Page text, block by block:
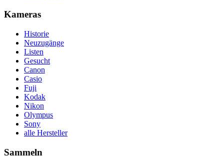
Kameras
Historie
Neuzugänge
Listen
Gesucht
Canon
Casio
Fuji
Kodak
Nikon
Olympus
Sony
alle Hersteller
Sammeln